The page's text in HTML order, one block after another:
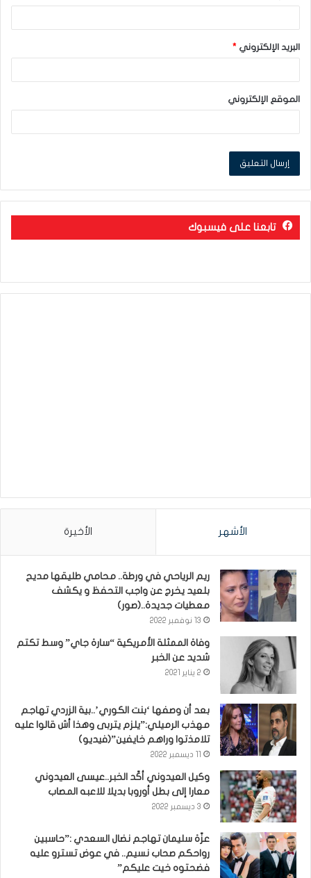
البريد الإلكتروني *
الموقع الإلكتروني
تابعنا على فيسبوك
الأشهر الأخيرة
ريم الرياحي في ورطة.. محامي طليقها مديح
بلعيد يخرج عن واجب التحفظ و يكشف
معطيات جديدة..(صور)
13 نوفمبر 2022
وفاة الممثلة الأمريكية “سارة جاي” وسط تكتم
شديد عن الخبر
2 يناير 2021
بعد أن وصفها ‘بنت الكوري’..بية الزردي تهاجم
مهذب الرميلي:”يلزم يتربى وهذا أش قالوا عليه
تلامذتوا وراهم خايفين”(فيديو)
وكيل العيدوني أكّد الخبر..عيسى العيدوني
معارا إلى بطل أوروبا بديلا للاعبه المصاب
3 ديسمبر 2022
عزّة سليمان تهاجم نضال السعدي :”حاسبين
رواحكم صحاب نسيم.. في عوض تسترو عليه
فضحتوه خيت عليكم”